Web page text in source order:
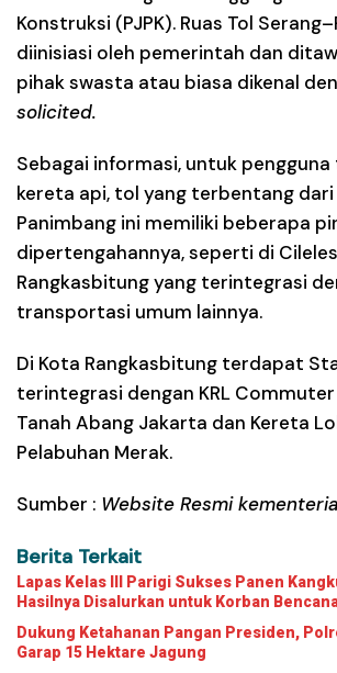
Konstruksi (PJPK). Ruas Tol
diinisiasi oleh pemerintah dan
pihak swasta atau biasa dikenal
solicited.
Sebagai informasi, untuk
kereta api, tol yang terbentang dari
Panimbang ini memiliki beberapa
dipertengahannya, seperti di
Rangkasbitung yang terintegrasi
transportasi umum lainnya.
Di Kota Rangkasbitung terdapat
terintegrasi dengan KRL
Tanah Abang Jakarta dan Kereta
Pelabuhan Merak.
Sumber : Website Resmi
Berita Terkait
Lapas Kelas III Parigi Sukses Panen
Hasilnya Disalurkan untuk Korban
Dukung Ketahanan Pangan Presiden,
Garap 15 Hektare Jagung